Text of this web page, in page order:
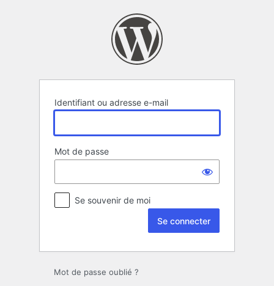
Identifiant ou adresse e-mail
Mot de passe
Se souvenir de moi
Mot de passe oublié ?